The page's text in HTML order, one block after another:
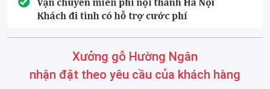
Xưởng gỗ Hường Ngân
nhận đặt theo yêu cầu của khách hàng